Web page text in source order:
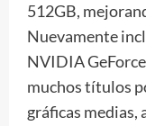
512GB,
Nuevamente
NVIDIA
muchos títulos
gráficas medias,